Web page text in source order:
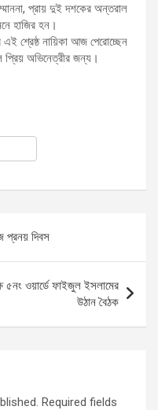
প্রায় দুই দশকের অন্তরাল
হাজির হন।
এই শ্রেষ্ঠ নায়িকা আজ পেরোচ্ছেন
অভিনেত্রীর জন্য।
প্রনয় দিবস
৫নং ওয়ার্ডে ফাইজুল ইসলামের
উঠান বৈঠক
Required fields